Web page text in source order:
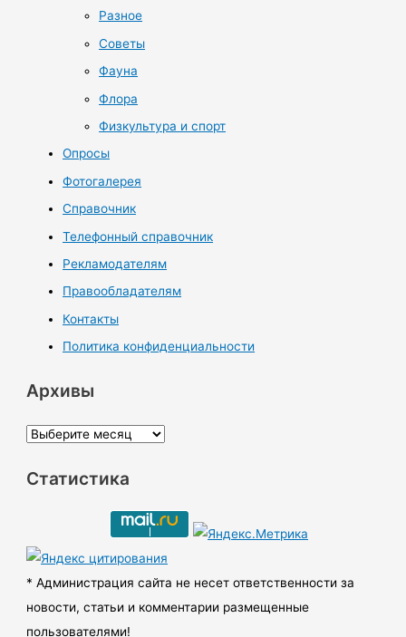
Разное
Советы
Фауна
Флора
Физкультура и спорт
Опросы
Фотогалерея
Справочник
Телефонный справочник
Рекламодателям
Правообладателям
Контакты
Политика конфиденциальности
Архивы
А
х
ы
Статистика
* Администрация сайта не несет ответственности за
новости, статьи и комментарии размещенные
пользователями!